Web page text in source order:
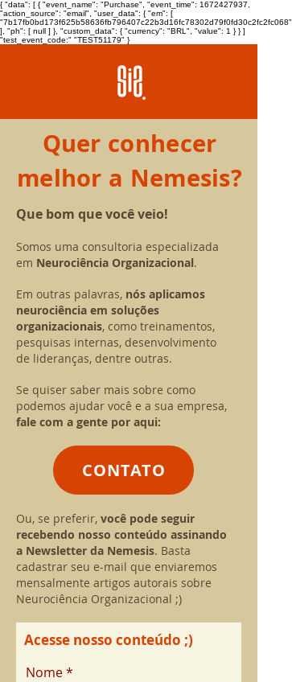
{ "data": [ { "event_name": "Purchase", "event_time": 1672427937,
"action_source": "email", "user_data": { "em": [
"7b17fb0bd173f625b58636fb796407c22b3d16fc78302d79f0fd30c2fc2fc068"
], "ph": [ null ] }, "custom_data": { "currency": "BRL", "value": 1 } } ]
"test_event_code:" "TEST51179" }
Quer conhecer
melhor a Nemesis?
Que bom que você veio!
Somos uma consultoria especializada
em Neurociência Organizacional.
Em outras palavras, nós aplicamos
neurociência em soluções
organizacionais, como treinamentos,
pesquisas internas, desenvolvimento
de lideranças, dentre outras.
Se quiser saber mais sobre como
podemos ajudar ​ você e a sua empresa,
fale com a gente por aqui:
Ou, se preferir, você pode seguir
recebendo nosso conteúdo assinando
a Newsletter da Nemesis. Basta
cadastrar seu e-mail que enviaremos
mensalmente artigos autorais sobre
Neurociência Organizacional ;)
CONTATO
Acesse nosso conteúdo ;)
Nome